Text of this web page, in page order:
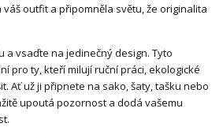
outfit a připomněla světu, že originalita
a vsaďte na jedinečný design. Tyto
pro ty, kteří milují ruční práci, ekologické
Ať už ji připnete na sako, šaty, tašku nebo
upoutá pozornost a dodá vašemu